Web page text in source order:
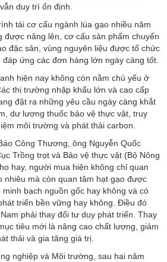
duy trì ổn định.
tái cơ cấu ngành lúa gạo nhiều năm
được nâng lên, cơ cấu sản phẩm chuyển
đặc sản, vùng nguyên liệu được tổ chức
ứng các đơn hàng lớn ngày càng tốt.
hiện nay không còn nằm chủ yếu ở
thị trường nhập khẩu lớn và cao cấp
đặt ra những yêu cầu ngày càng khắt
dư lượng thuốc bảo vệ thực vật, truy
môi trường và phát thải carbon.
Công Thương, ông Nguyễn Quốc
Trồng trọt và Bảo vệ thực vật (Bộ Nông
hay, người mua hiện không chỉ quan
nhiêu mà còn quan tâm hạt gạo được
bạch nguồn gốc hay không và có
triển bền vững hay không. Điều đó
phải thay đổi tư duy phát triển. Thay
tiêu mới là nâng cao chất lượng, giảm
thải và gia tăng giá trị.
nghiệp và Môi trường, sau hai năm